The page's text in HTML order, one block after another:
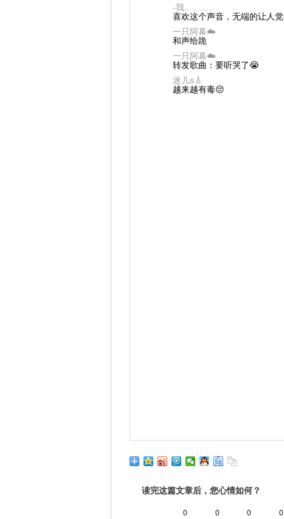
-我..............
喜欢这个声音，无端的让人
一只阿幕☁️
和声给跪
一只阿幕☁️
转发歌曲：要听哭了😭
迷儿s🎸
越来越有毒😔
读完这篇文章后，您心情如何？
0 0 0 0